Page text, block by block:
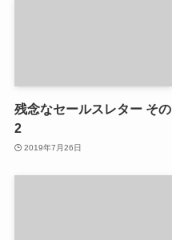
残念なセールスレター その
2
2019年7月26日